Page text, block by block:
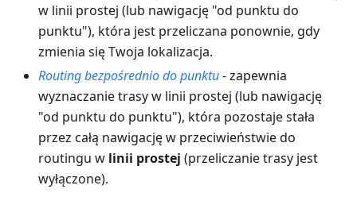
w linii prostej (lub nawigację "od punktu do
punktu"), która jest przeliczana ponownie, gdy
zmienia się Twoja lokalizacja.
Routing bezpośrednio do punktu- zapewnia
wyznaczanie trasy w linii prostej (lub nawigację
"od punktu do punktu"), która pozostaje stała
przez całą nawigację w przeciwieństwie do
routingu w linii prostej (przeliczanie trasy jest
wyłączone).